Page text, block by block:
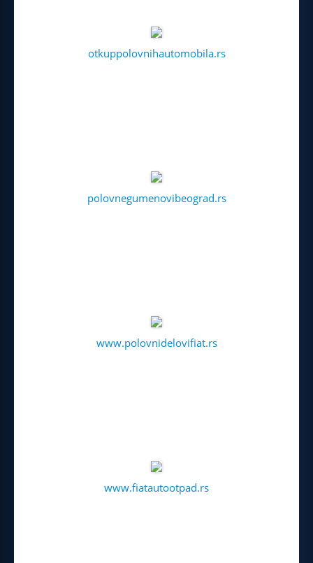
otkuppolovnihautomobila.rs
polovnegumenovibeograd.rs
www.polovnidelovifiat.rs
www.fiatautootpad.rs